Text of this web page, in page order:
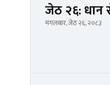
जेठ २६: धान
मंगलबार, जेठ २६, २०८३